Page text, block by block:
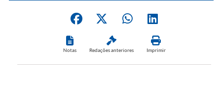
Notas Redações anteriores Imprimir